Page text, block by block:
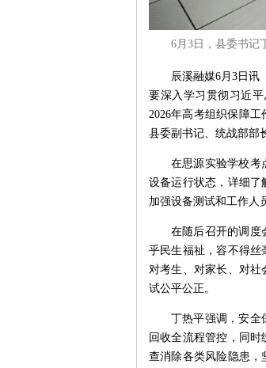
6月3日，县委书记
辰溪融媒6月3日讯
要深入学习贯彻习近
2026年高考组织保障
县委副书记、统战部部
在思源实验学校考
设备运行状态，详细了
加强设备测试和工作人
在随后召开的调度
乎民生福祉，容不得丝
对考生、对家长、对社
试公平公正。
丁热平强调，安全
回收全流程管控，同
查消除各类风险隐患，